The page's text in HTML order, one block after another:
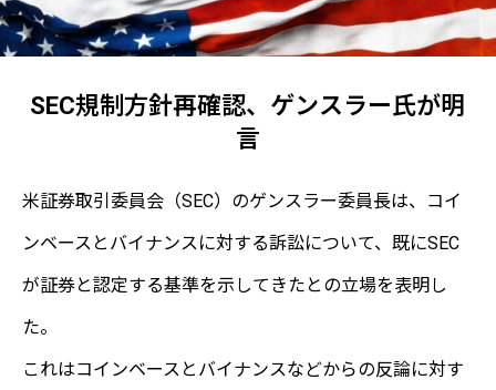
SEC規制方針再確認、ゲンスラー氏が明
言
米証券取引委員会（SEC）のゲンスラー委員長は、コイ
ンベースとバイナンスに対する訴訟について、既にSEC
が証券と認定する基準を示してきたとの立場を表明し
た。
これはコインベースとバイナンスなどからの反論に対す